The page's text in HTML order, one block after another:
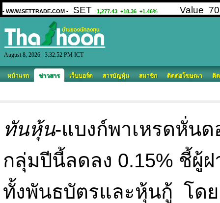
August 8, 2026 3:32:52 PM ICT
หน้าแรก ข่าวสาร เว็บบอร์ด สารบัญหุ้น สมาชิก ติดต่อโฆษณา ติ
ทันหุ้น-แบงก์พาเหรดหั่นด
กลุ่มปีนี้ลดลง 0.15% ชี้ผู้
ทั้งพันธบัตรและหุ้นกู้ โด